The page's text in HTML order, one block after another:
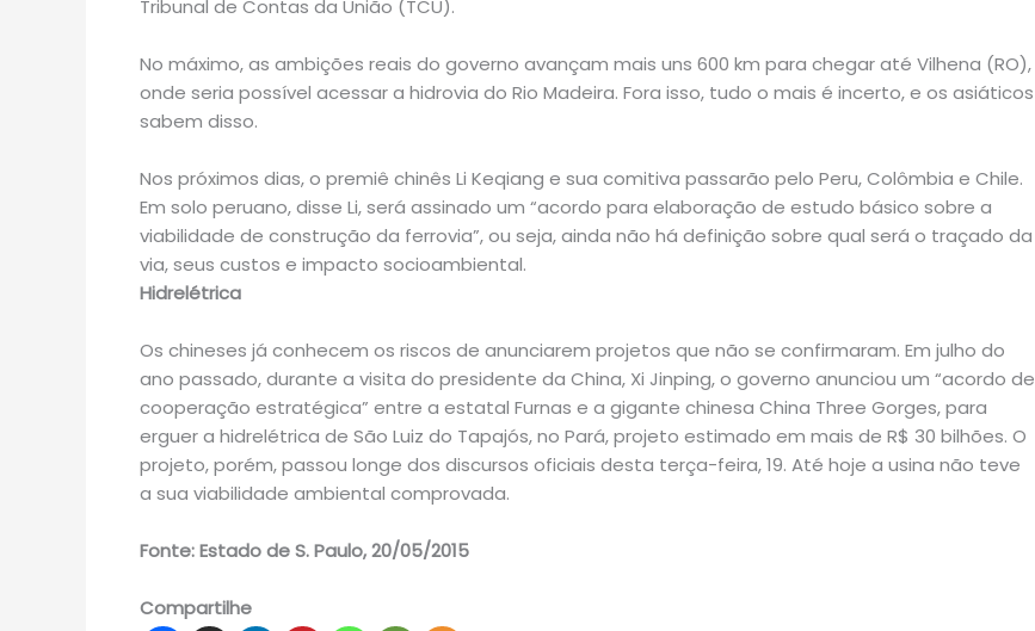
Tribunal de Contas da União (TCU).
No máximo, as ambições reais do governo avançam mais uns 600 km para chegar até Vilhena (RO),
onde seria possível acessar a hidrovia do Rio Madeira. Fora isso, tudo o mais é incerto, e os asiáticos
sabem disso.
Nos próximos dias, o premiê chinês Li Keqiang e sua comitiva passarão pelo Peru, Colômbia e Chile.
Em solo peruano, disse Li, será assinado um “acordo para elaboração de estudo básico sobre a
viabilidade de construção da ferrovia”, ou seja, ainda não há definição sobre qual será o traçado da
via, seus custos e impacto socioambiental.
Hidrelétrica
Os chineses já conhecem os riscos de anunciarem projetos que não se confirmaram. Em julho do
ano passado, durante a visita do presidente da China, Xi Jinping, o governo anunciou um “acordo de
cooperação estratégica” entre a estatal Furnas e a gigante chinesa China Three Gorges, para
erguer a hidrelétrica de São Luiz do Tapajós, no Pará, projeto estimado em mais de R$ 30 bilhões. O
projeto, porém, passou longe dos discursos oficiais desta terça-feira, 19. Até hoje a usina não teve
a sua viabilidade ambiental comprovada.
Fonte: Estado de S. Paulo, 20/05/2015
Compartilhe